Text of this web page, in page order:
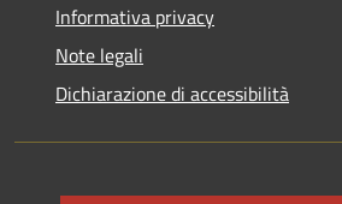
Informativa privacy
Note legali
Dichiarazione di accessibilità